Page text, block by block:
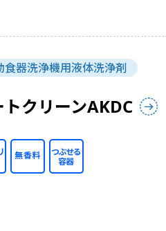
食器洗浄機用液体洗浄剤
トクリーンAKDC